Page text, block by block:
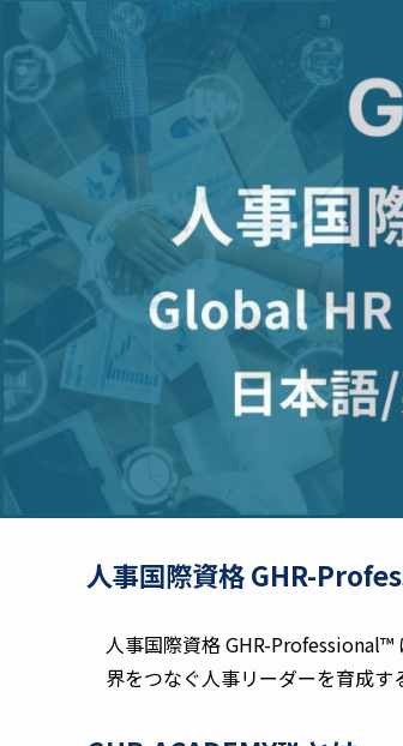
人事国際資格 GHR-
人事国際資格 GHR-
界をつなぐ人事リーダーを育成す